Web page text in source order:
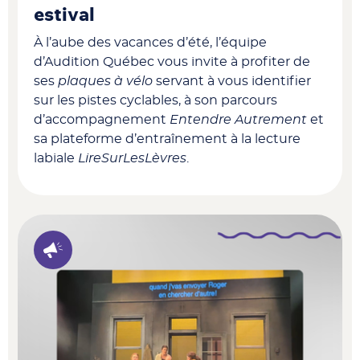
estival
À l’aube des vacances d’été, l’équipe
d’Audition Québec vous invite à profiterde
ses plaques à vélo servant à vous identifier
sur les pistes cyclables, à son parcours
d’accompagnement Entendre Autrement et
sa plateforme d’entraînement à la lecture
labiale LireSurLesLèvres